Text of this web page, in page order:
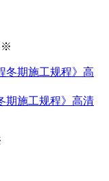
※
期施工规程》高清